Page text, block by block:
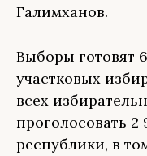
Галимханов.
Выборы готовят
участковых
всех
проголосовать 2
республики, в